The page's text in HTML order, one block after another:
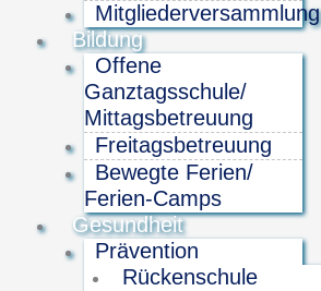
Mitgliederversammlung
Bildung
Offene
Ganztagsschule/
Mittagsbetreuung
Freitagsbetreuung
Bewegte Ferien/
Ferien-Camps
Gesundheit
Prävention
Rückenschule